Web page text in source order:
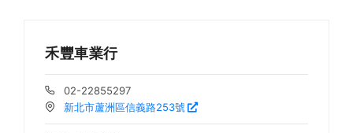
禾豐車業行
02-22855297
新北市蘆洲區信義路253號